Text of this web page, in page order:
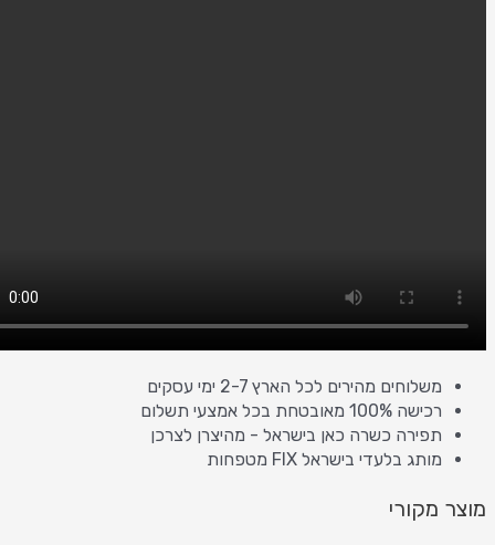
משלוחים מהירים לכל הארץ 2-7 ימי עסקים
רכישה 100% מאובטחת בכל אמצעי תשלום
תפירה כשרה כאן בישראל - מהיצרן לצרכן
מותג בלעדי בישראל FIX מטפחות
מקורי